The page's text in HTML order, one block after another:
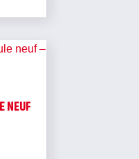
NEUF